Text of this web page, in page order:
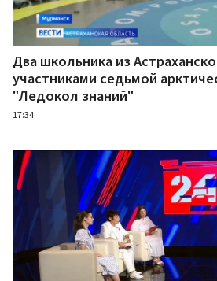
Два школьника из
участниками седьмой
"Ледокол знаний"
17:34